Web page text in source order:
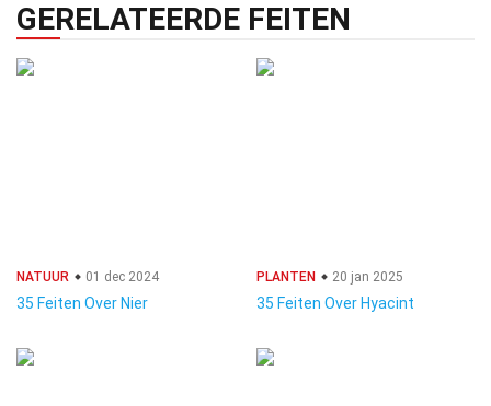
GERELATEERDE FEITEN
NATUUR 01 dec 2024
35 Feiten Over Nier
PLANTEN 20 jan 2025
35 Feiten Over Hyacint